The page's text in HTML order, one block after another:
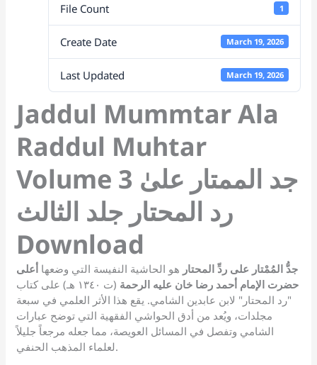
at
e
File Count 1
Create Date March 19, 2026
Last Updated March 19, 2026
Jaddul Mummtar Ala
Raddul Muhtar
Volume 3 جد الممتار علیٰ
رد المحتار جلد الثالث
Download
جدُّ المُمْتار على ردِّ المحتار هو الحاشية النفيسة التي وضعها أعلى
حضرت الإمام أحمد رضا خان عليه الرحمة
(ت ١٣٤٠ هـ) على كتاب
"رد المحتار" لابن عابدين الشامي. يقع هذا الأثر العلمي في سبعة
مجلدات، ويُعد من أدق الحواشي الفقهية التي توضح عبارات
الشامي وتفصل في المسائل العويصة، مما جعله مرجعاً جليلاً
لعلماء المذهب الحنفي.